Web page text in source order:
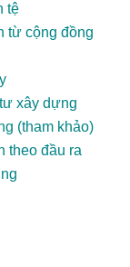
tệ
từ cộng đồng
xây dựng
(tham khảo)
theo đầu ra